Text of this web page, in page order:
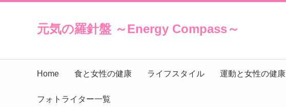
元気の羅針盤 ～Energy Compass～
Home 食と女性の健康 ライフスタイル 運動と女性の健康
フォトライター一覧